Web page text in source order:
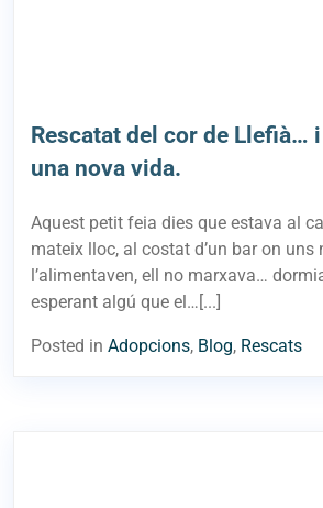
Rescatat del cor de Llefià…
una nova vida.
Aquest petit feia dies que estava al
mateix lloc, al costat d’un bar on uns
l’alimentaven, ell no marxava…
esperant algú que el…[...]
Posted in Adopcions, Blog, Rescats